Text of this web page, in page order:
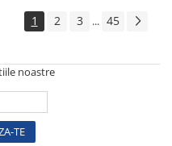
1 2 3 ... 45
noastre